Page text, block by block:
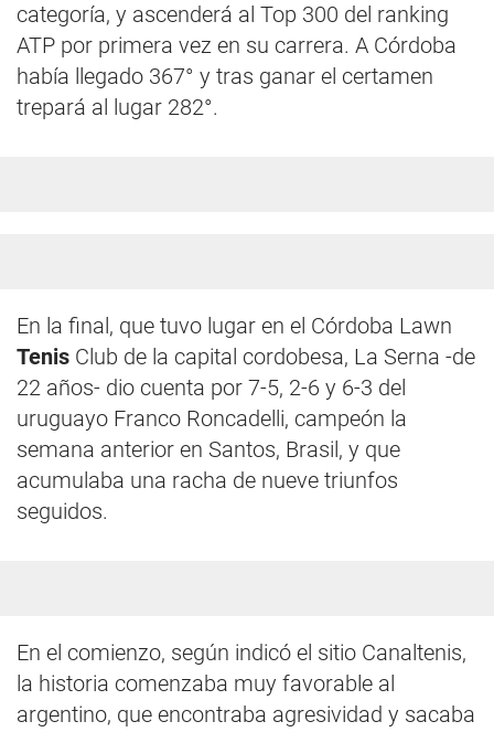
categoría, y ascenderá al Top 300 del ranking
ATP por primera vez en su carrera. A Córdoba
había llegado 367° y tras ganar el certamen
trepará al lugar 282°.
En la final, que tuvo lugar en el Córdoba Lawn
Tenis Club de la capital cordobesa, La Serna -de
22 años- dio cuenta por 7-5, 2-6 y 6-3 del
uruguayo Franco Roncadelli, campeón la
semana anterior en Santos, Brasil, y que
acumulaba una racha de nueve triunfos
seguidos.
En el comienzo, según indicó el sitio Canaltenis,
la historia comenzaba muy favorable al
argentino, que encontraba agresividad y sacaba